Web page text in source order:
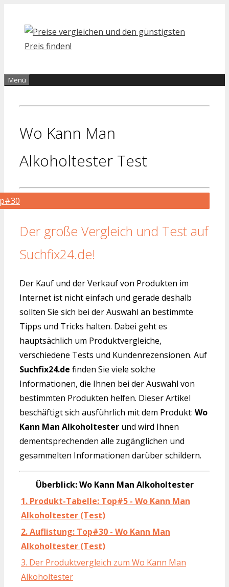
Inhalt
springen
Menü
Wo Kann Man
Alkoholtester Test
Der große Vergleich und Test auf
Suchfix24.de!
Der Kauf und der Verkauf von Produkten im
Internet ist nicht einfach und gerade deshalb
sollten Sie sich bei der Auswahl an bestimmte
Tipps und Tricks halten. Dabei geht es
hauptsächlich um Produktvergleiche,
verschiedene Tests und Kundenrezensionen. Auf
Suchfix24.de finden Sie viele solche
Informationen, die Ihnen bei der Auswahl von
bestimmten Produkten helfen. Dieser Artikel
beschäftigt sich ausführlich mit dem Produkt: Wo
Kann Man Alkoholtester und wird Ihnen
dementsprechenden alle zugänglichen und
gesammelten Informationen darüber schildern.
Überblick: Wo Kann Man Alkoholtester
1. Produkt-Tabelle: Top#5 - Wo Kann Man
Alkoholtester (Test)
2. Auflistung: Top#30 - Wo Kann Man
Alkoholtester (Test)
3. Der Produktvergleich zum Wo Kann Man
Alkoholtester